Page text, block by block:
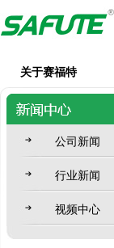
关于赛福特
公司新闻
行业新闻
视频中心